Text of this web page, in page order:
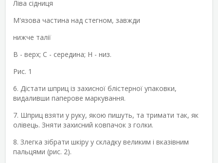
Ліва сідниця
М'язова частина над стегном, завжди
нижче талії
В - верх; С - середина; Н - низ.
Рис. 1
6. Дістати шприц із захисної блістерної упаковки,
видаливши паперове маркування.
7. Шприц взяти у руку, якою пишуть, та тримати так, як
олівець. Зняти захисний ковпачок з голки.
8. Злегка зібрати шкіру у складку великим і вказівним
пальцями (рис. 2).